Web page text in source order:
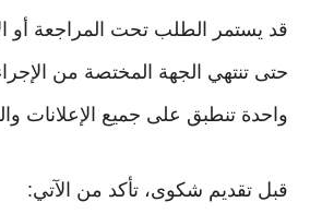
قد يستمر الطلب تحت المراجعة أو
حتى تنتهي الجهة المختصة من
واحدة تنطبق على جميع الإعلانات
قبل تقديم شكوى، تأكد من الآتي: